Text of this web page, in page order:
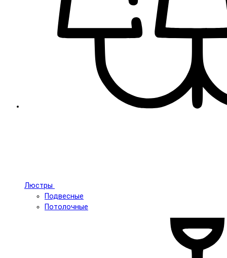
Люстры
Подвесные
Потолочные